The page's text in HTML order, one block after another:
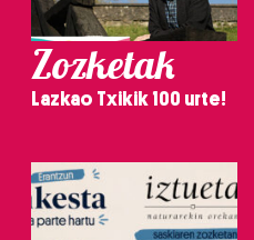
Zozketak
Lazkao Txikik 100 urte!